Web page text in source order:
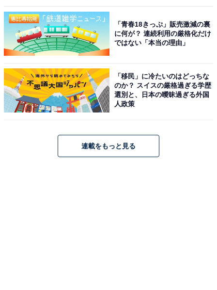
「青春18きっぷ」販売激減の裏
に何が？ 連続利用の厳格化だけ
ではない「本当の理由」
「移民」に冷たいのはどっちな
のか？ スイスの厳格過ぎる学歴
選別と、日本の曖昧過ぎる外国
人政策
連載をもっと見る